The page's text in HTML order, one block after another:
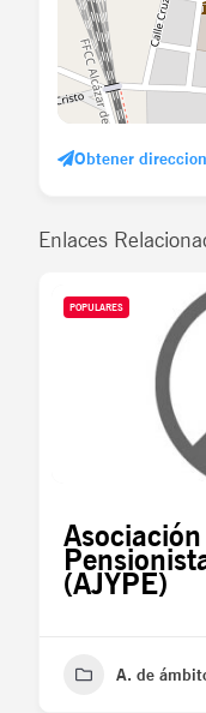
Obtener
Enlaces
POPULARES
(AJYPE)
A. de